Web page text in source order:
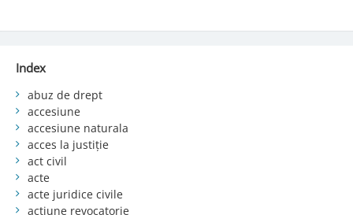
Index
abuz de drept
accesiune
accesiune naturala
acces la justiție
act civil
acte
acte juridice civile
acțiune revocatorie